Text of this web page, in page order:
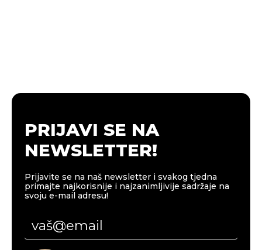
PRIJAVI SE NA
NEWSLETTER!
Prijavite se na naš newsletter i svakog tjedna
primajte najkorisnije i najzanimljivije sadržaje na
svoju e-mail adresu!